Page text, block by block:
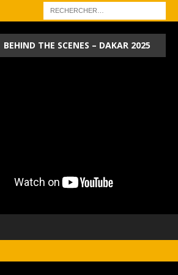
BEHIND THE SCENES – DAKAR 2025